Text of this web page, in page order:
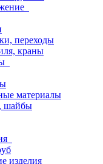
переходы
краны
материалы
шайбы
изделия